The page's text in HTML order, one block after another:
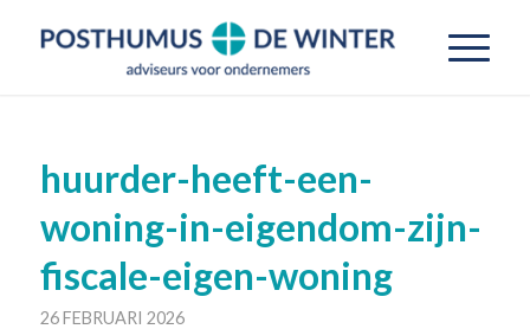
huurder-heeft-een-
woning-in-eigendom-zijn-
fiscale-eigen-woning
26 FEBRUARI 2026